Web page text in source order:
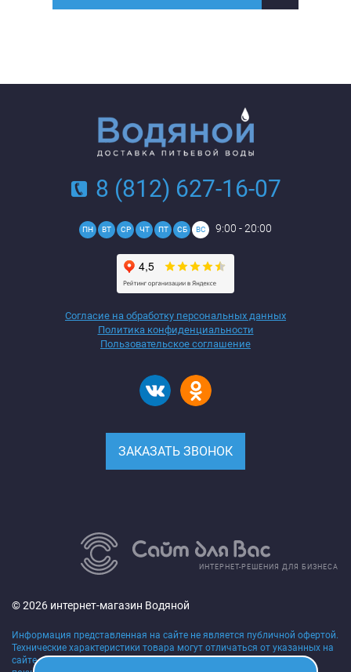
8 (812) 627-16-07
ПН ВТ СР ЧТ ПТ СБ ВС 9:00 - 20:00
Согласие на обработку персональных данных
Политика конфиденциальности
Пользовательское соглашение
ЗАКАЗАТЬ ЗВОНОК
ИНТЕРНЕТ-РЕШЕНИЯ ДЛЯ БИЗНЕСА
© 2026 интернет-магазин Водяной
Информация представленная на сайте не является публичной офертой.
Технические характеристики товара могут отличаться от указанных на
сайте, уточняйте технические характеристики товара на момент